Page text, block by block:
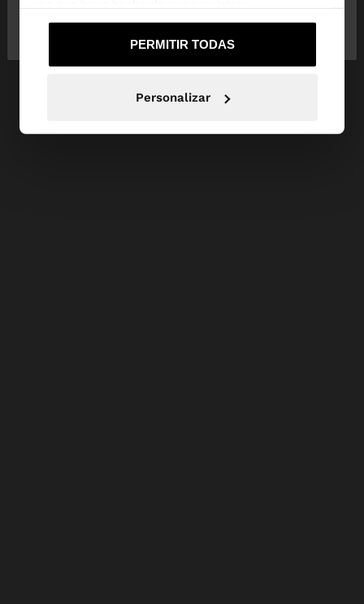
PERMITIR TODAS
Personalizar